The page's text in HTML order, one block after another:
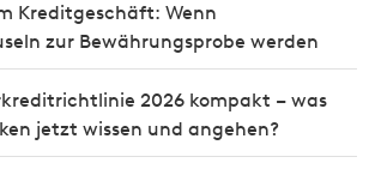
Kreditgeschäft: Wenn
zur Bewährungsprobe werden
2026 kompakt – was
jetzt wissen und angehen?